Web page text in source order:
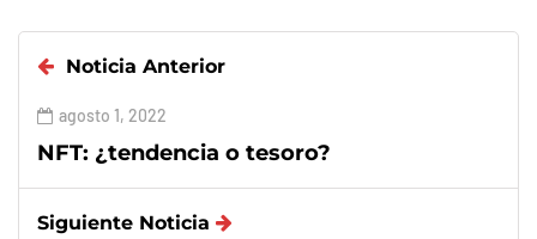
Noticia Anterior
agosto 1, 2022
NFT: ¿tendencia o tesoro?
Siguiente Noticia